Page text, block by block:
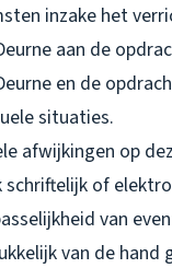
inzake het
aan de
en de
situaties.
afwijkingen op
of
van
van de hand